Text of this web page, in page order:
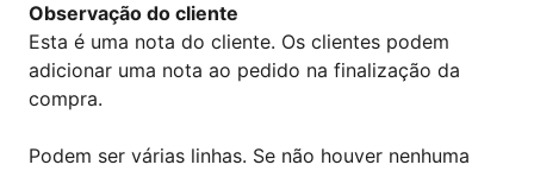
Observação do cliente
Esta é uma nota do cliente. Os clientes podem
adicionar uma nota ao pedido na finalização da
compra.
Podem ser várias linhas. Se não houver nenhuma